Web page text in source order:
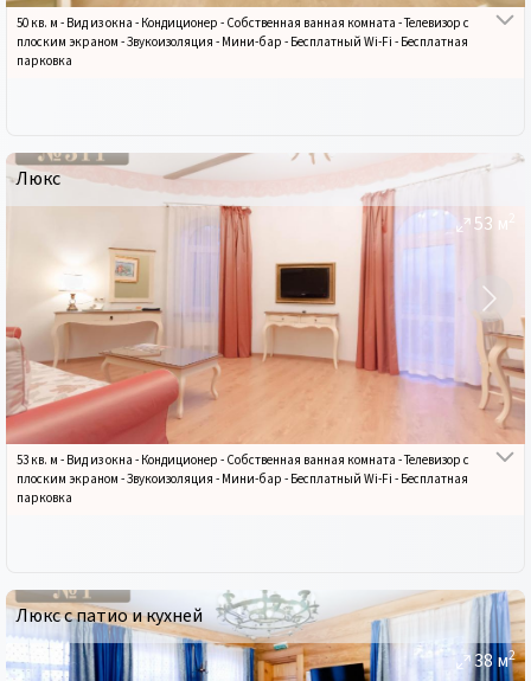
50 кв. м - Вид из окна - Кондиционер - Собственная ванная комната -Телевизор с
плоским экраном -Звукоизоляция - Мини-бар - Бесплатный Wi-Fi - Бесплатная
парковка
Люкс
53 м
53 кв. м - Вид из окна - Кондиционер - Собственная ванная комната -Телевизор с
плоским экраном -Звукоизоляция - Мини-бар - Бесплатный Wi-Fi - Бесплатная
парковка
Люкс с патио и кухней
38 м2